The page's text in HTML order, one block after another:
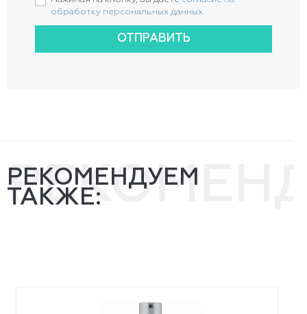
обработку персональных данных
ОТПРАВИТЬ
РЕКОМЕНДУЕМ
ТАКЖЕ: